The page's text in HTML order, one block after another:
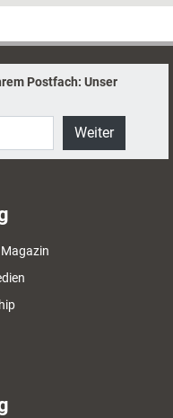
oder auch die Fähigkeit
und fördern lassen.
Postfach: Unser
Weiter